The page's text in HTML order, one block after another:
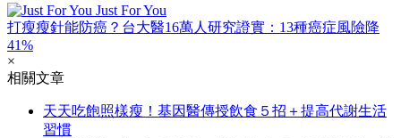
Just For You
打瘦瘦針能防癌？台大醫16萬人研究證實：13種癌症風險降
41%
×
相關文章
天天吃飽照樣瘦！基因醫傳授飲食５招＋提高代謝生活
習慣